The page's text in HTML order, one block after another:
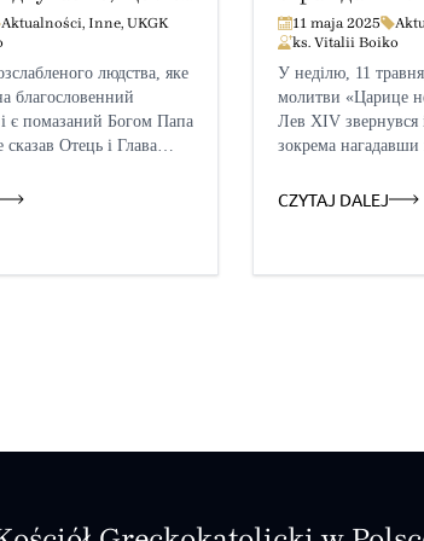
України Папою
Aktualności, Inne, UKGK
людства, яке
благословенний
є помазаний Богом Папа
Отець і Глава
у своєму
українського
11 maja 2025
ks. Vitalii Boiko
У неділю, 11
молитви «Царице
Лев XIV звернувся
зокрема
війну. Про це
CZYTAJ DALEJ